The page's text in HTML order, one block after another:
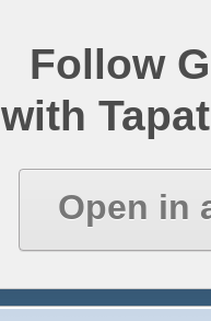
Follow
with
Open in